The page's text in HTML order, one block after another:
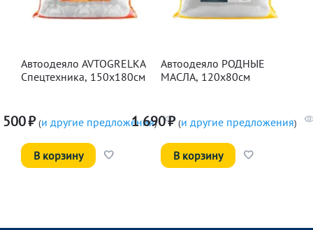
Автоодеяло AVTOGRELKA
Спецтехника, 150х180см
₽ (и другие предложения)
В корзину
Автоодеяло РОДНЫЕ
МАСЛА, 120х80см
1 690₽ (и другие предложения)
В корзину